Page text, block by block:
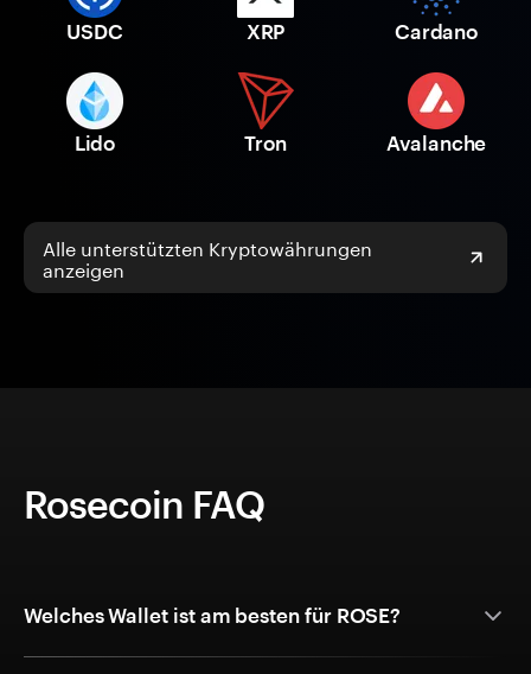
USDC XRP Cardano
Lido Tron Avalanche
Alle unterstützten Kryptowährungen
anzeigen
Rosecoin FAQ
Welches Wallet ist am besten für ROSE?